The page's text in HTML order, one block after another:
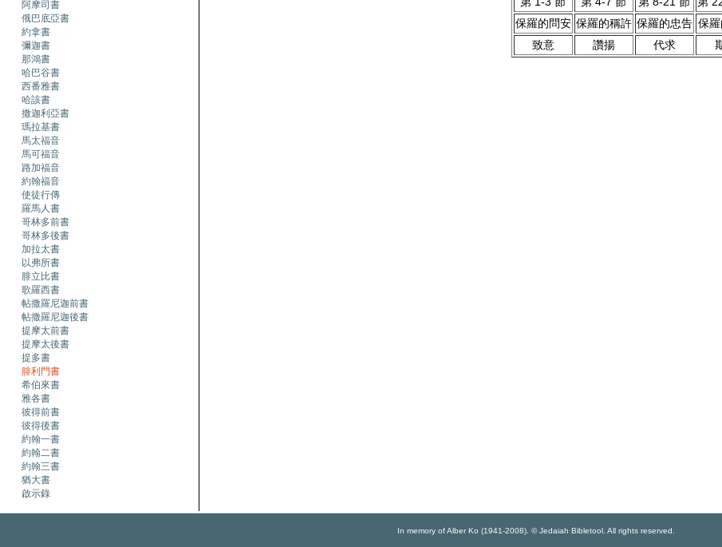
阿摩司書
俄巴底亞書
約拿書
彌迦書
那鴻書
哈巴谷書
西番雅書
哈該書
撒迦利亞書
瑪拉基書
馬太福音
馬可福音
路加福音
約翰福音
使徒行傳
羅馬人書
哥林多前書
哥林多後書
加拉太書
以弗所書
腓立比書
歌羅西書
帖撒羅尼迦前書
帖撒羅尼迦後書
提摩太前書
提摩太後書
提多書
腓利門書
希伯來書
雅各書
彼得前書
彼得後書
約翰一書
約翰二書
約翰三書
猶大書
啟示錄
保羅的問安 保羅的稱許 保羅的忠告 保
致意
讚揚 代求
In memory of Alber Ko (1941-2008). © Jedaiah Bibletool. All rights reserved.